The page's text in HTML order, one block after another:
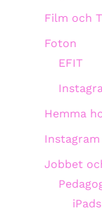
Film och
Foton
EFIT
Hemma
Instagram
Jobbet